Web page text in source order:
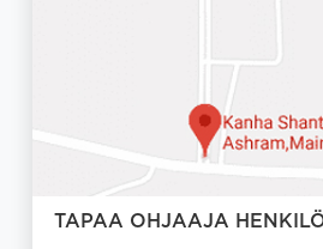
TAPAA OHJAAJA